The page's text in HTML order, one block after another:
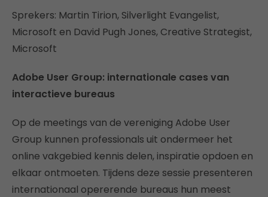
Sprekers: Martin Tirion, Silverlight Evangelist,
Microsoft en David Pugh Jones, Creative Strategist,
Microsoft
Adobe User Group: internationale cases van
interactieve bureaus
Op de meetings van de vereniging Adobe User
Group kunnen professionals uit ondermeer het
online vakgebied kennis delen, inspiratie opdoen en
elkaar ontmoeten. Tijdens deze sessie presenteren
internationaal opererende bureaus hun meest